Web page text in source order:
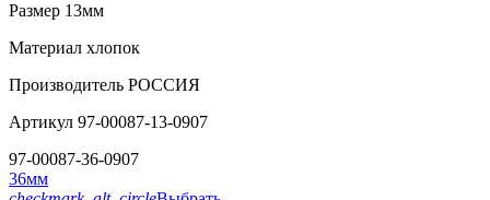
Размер 13мм
Материал хлопок
Производитель РОССИЯ
Артикул 97-00087-13-0907
97-00087-36-0907
36мм